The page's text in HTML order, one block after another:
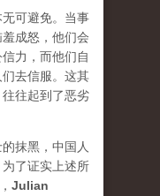
可避免。当事
成怒，他们会
力，而他们自
去信服。这其
往起到了恶劣
抹黑，中国人
了证实上述所
Julian